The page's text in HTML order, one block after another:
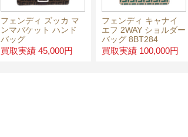
フェンディ ズッカ マ
ンマバケット ハンド
バッグ
買取実績 45,000円
フェンディ キャナイ
エフ 2WAY ショルダー
バッグ 8BT284
買取実績 100,000円